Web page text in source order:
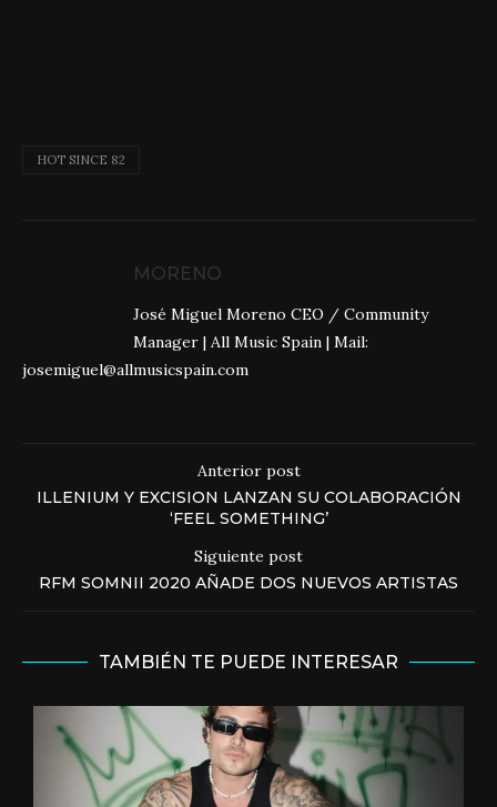
HOT SINCE 82
MORENO
José Miguel Moreno CEO / Community
Manager | All Music Spain | Mail:
josemiguel@allmusicspain.com
Anterior post
ILLENIUM Y EXCISION LANZAN SU COLABORACIÓN
‘FEEL SOMETHING’
Siguiente post
RFM SOMNII 2020 AÑADE DOS NUEVOS ARTISTAS
TAMBIÉN TE PUEDE INTERESAR